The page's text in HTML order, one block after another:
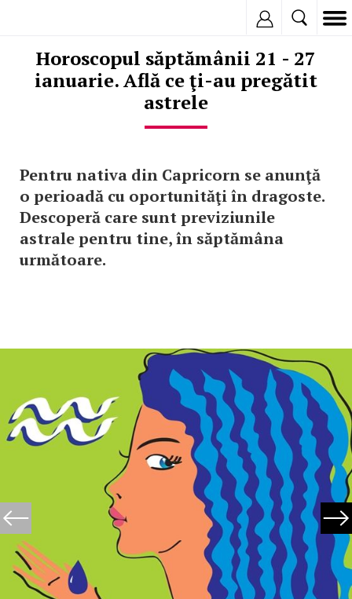
Horoscopul săptămânii 21 - 27
ianuarie. Află ce ţi-au pregătit
astrele
Pentru nativa din Capricorn se anunţă
o perioadă cu oportunităţi în dragoste.
Descoperă care sunt previziunile
astrale pentru tine, în săptămâna
următoare.